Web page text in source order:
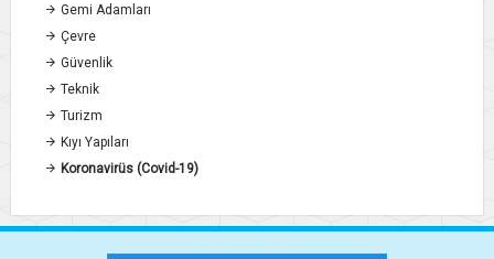
Gemi Adamları
Çevre
Güvenlik
Teknik
Turizm
Kıyı Yapıları
Koronavirüs (Covid-19)